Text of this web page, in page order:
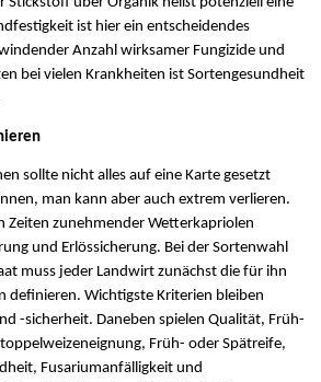
ist hier ein entscheidendes
Anzahl wirksamer Fungizide und
bei vielen Krankheiten ist Sortengesundheit
sollte nicht alles auf eine Karte gesetzt
man kann aber auch extrem verlieren.
Zeiten zunehmender Wetterkapriolen
und Erlössicherung. Bei der Sortenwahl
muss jeder Landwirt zunächst die für ihn
definieren. Wichtigste Kriterien bleiben
-sicherheit. Daneben spielen Qualität, Früh-
Früh- oder Spätreife,
Fusariumanfälligkeit und